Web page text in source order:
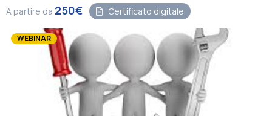
A partire da 250€ Certificato digitale
WEBINAR